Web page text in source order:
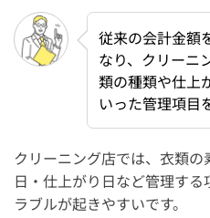
2. 導入するPOSレジを選
3. アプリのインストール
4. スタッフ研修とマニュ
クリーニング店向けのPOS
クリーニング店向けのレ
レジアプリにも対応して
は？
従来の会計金額
なり、クリーニ
類の種類や仕上
いった管理項目
クリーニング店では、衣類の
日・仕上がり日など管理す
ラブルが起きやすいです。